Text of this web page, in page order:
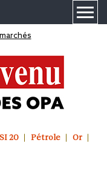
20 Pétrole
Or